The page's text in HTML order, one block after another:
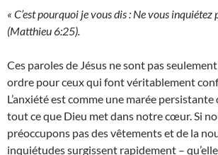
« C’est pourquoi je vous dis : Ne vous
(Matthieu 6:25).
Ces paroles de Jésus ne sont pas
ordre pour ceux qui font véritablement
L’anxiété est comme une marée
tout ce que Dieu met dans notre cœur. Si
préoccupons pas des vêtements et de la
inquiétudes surgissent rapidement –